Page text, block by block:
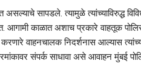
सापडले. त्यामुळे त्यांच्याविरुद्ध
आगामी काळात अशाच प्रकारे वाहतूक
वाहनचालक निदर्शनास आल्यास
संपर्क साधावा असे आवाहन मुंबई